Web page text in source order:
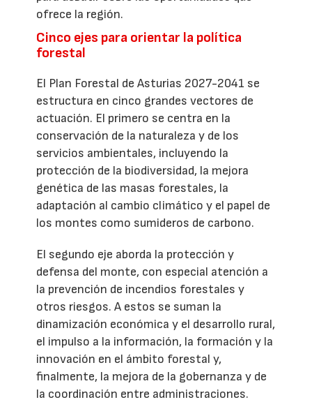
ofrece la región.
Cinco ejes para orientar la política
forestal
El Plan Forestal de Asturias 2027-2041 se
estructura en cinco grandes vectores de
actuación. El primero se centra en la
conservación de la naturaleza y de los
servicios ambientales, incluyendo la
protección de la biodiversidad, la mejora
genética de las masas forestales, la
adaptación al cambio climático y el papel de
los montes como sumideros de carbono.
El segundo eje aborda la protección y
defensa del monte, con especial atención a
la prevención de incendios forestales y
otros riesgos. A estos se suman la
dinamización económica y el desarrollo rural,
el impulso a la información, la formación y la
innovación en el ámbito forestal y,
finalmente, la mejora de la gobernanza y de
la coordinación entre administraciones.